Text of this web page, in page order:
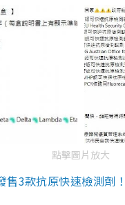
點擊圖片放大
3款抗原快速檢測劑